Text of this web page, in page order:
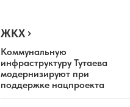
ЖКХ
Коммунальную
инфраструктуру Тутаева
модернизируют при
поддержке нацпроекта